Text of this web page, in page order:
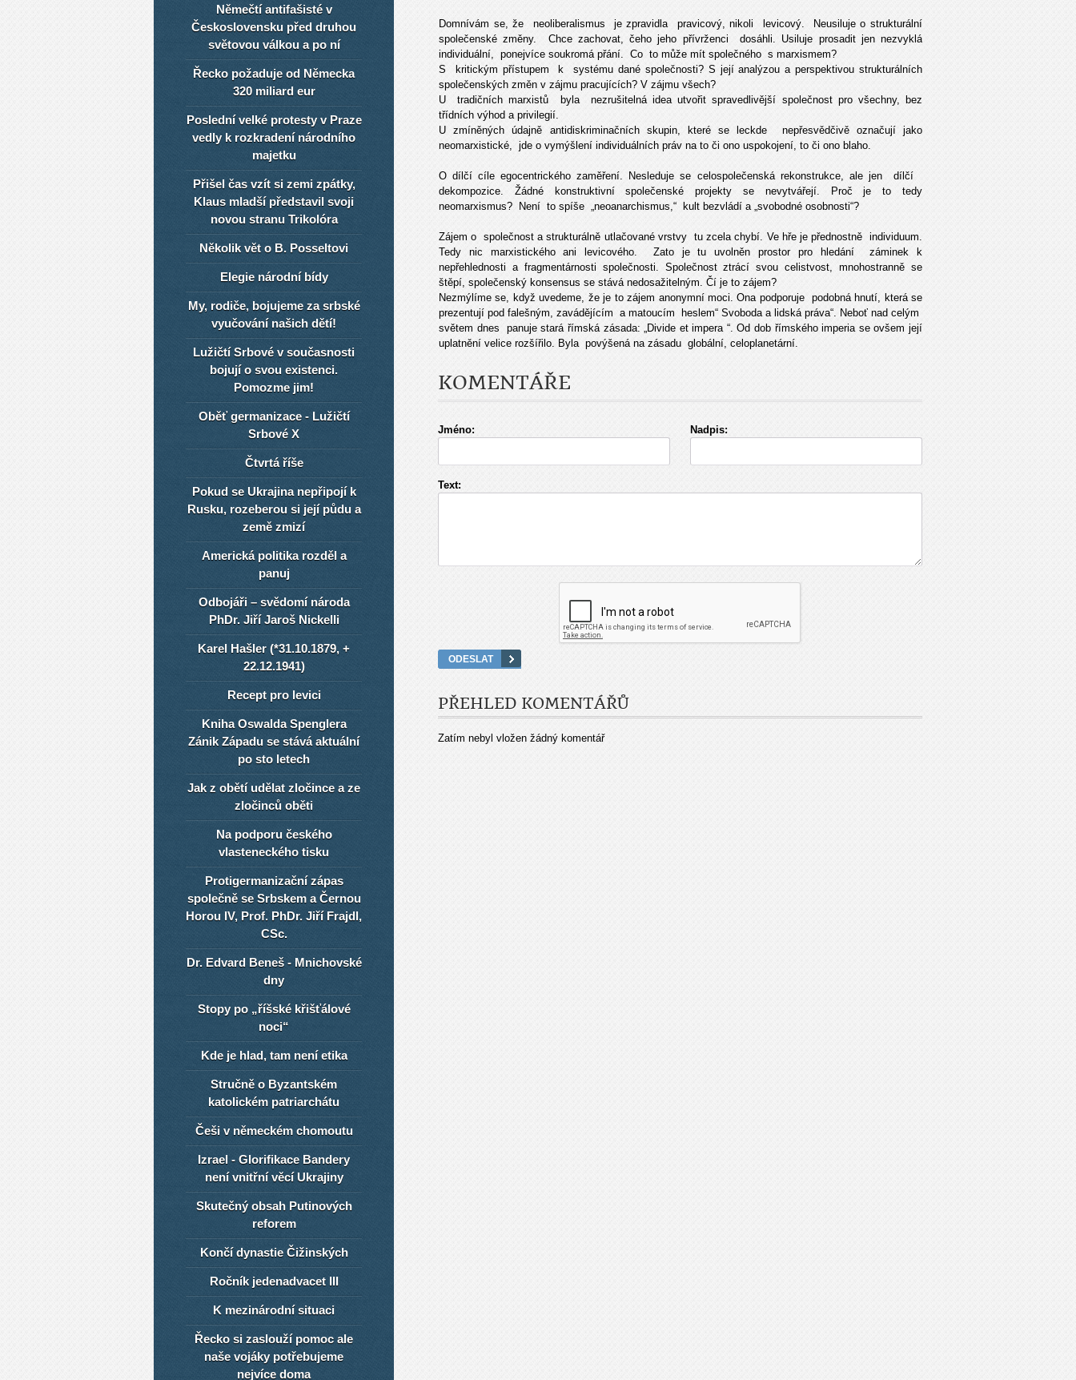
Domnívám se, že neoliberalismus je zpravidla pravicový, nikoli levicový. Neusiluje o strukturální
společenské změny. Chce zachovat, čeho jeho přívrženci dosáhli. Usiluje prosadit jen nezvyklá
individuální, ponejvíce soukromá přání. Co to může mít společného s marxismem?
S kritickým přístupem k systému dané společnosti? S její analýzou a perspektivou strukturálních
společenských změn v zájmu pracujících? V zájmu všech?
U tradičních marxistů byla nezrušitelná idea utvořit spravedlivější společnost pro všechny, bez
třídních výhod a privilegií.
U zmíněných údajně antidiskriminačních skupin, které se leckde nepřesvědčivě označují jako
neomarxistické, jde o vymýšlení individuálních práv na to či ono uspokojení, to či ono blaho.
O dílčí cíle egocentrického zaměření. Nesleduje se celospolečenská rekonstrukce, ale jen dílčí
dekompozice. Žádné konstruktivní společenské projekty se nevytvářejí. Proč je to tedy
neomarxismus? Není to spíše „neoanarchismus,“ kult bezvládí a „svobodné osobnosti“?
Zájem o společnost a strukturálně utlačované vrstvy tu zcela chybí. Ve hře je přednostně individuum.
Tedy nic marxistického ani levicového. Zato je tu uvolněn prostor pro hledání záminek k
nepřehlednosti a fragmentárnosti společnosti. Společnost ztrácí svou celistvost, mnohostranně se
štěpí, společenský konsensus se stává nedosažitelným. Čí je to zájem?
Nezmýlíme se, když uvedeme, že je to zájem anonymní moci. Ona podporuje podobná hnutí, která se
prezentují pod falešným, zavádějícím a matoucím heslem“ Svoboda a lidská práva“. Neboť nad celým
světem dnes panuje stará římská zásada: „Divide et impera “. Od dob římského imperia se ovšem její
uplatnění velice rozšířilo. Byla povýšená na zásadu globální, celoplanetární.
KOMENTÁŘE
Jméno: Nadpis:
Text:
PŘEHLED KOMENTÁŘŮ
Zatím nebyl vložen žádný komentář
Němečtí antifašisté v
Československu před druhou
světovou válkou a po ní
Řecko požaduje od Německa
320 miliard eur
Poslední velké protesty v Praze
vedly k rozkradení národního
majetku
Přišel čas vzít si zemi zpátky,
Klaus mladší představil svoji
novou stranu Trikolóra
Několik vět o B. Posseltovi
Elegie národní bídy
My, rodiče, bojujeme za srbské
vyučování našich dětí!
Lužičtí Srbové v současnosti
bojují o svou existenci.
Pomozme jim!
Oběť germanizace - Lužičtí
Srbové X
Čtvrtá říše
Pokud se Ukrajina nepřipojí k
Rusku, rozeberou si její půdu a
země zmizí
Americká politika rozděl a
panuj
Odbojáři – svědomí národa
PhDr. Jiří Jaroš Nickelli
Karel Hašler (*31.10.1879, +
22.12.1941)
Recept pro levici
Kniha Oswalda Spenglera
Zánik Západu se stává aktuální
po sto letech
Jak z obětí udělat zločince a ze
zločinců oběti
Na podporu českého
vlasteneckého tisku
Protigermanizační zápas
společně se Srbskem a Černou
Horou IV, Prof. PhDr. Jiří Frajdl,
CSc.
Dr. Edvard Beneš - Mnichovské
dny
Stopy po „říšské křišťálové
noci“
Kde je hlad, tam není etika
Stručně o Byzantském
katolickém patriarchátu
Češi v německém chomoutu
Izrael - Glorifikace Bandery
není vnitřní věcí Ukrajiny
Skutečný obsah Putinových
reforem
Končí dynastie Čižinských
Ročník jedenadvacet III
K mezinárodní situaci
Řecko si zaslouží pomoc ale
naše vojáky potřebujeme
nejvíce doma